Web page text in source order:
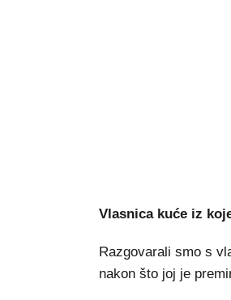
Vlasnica kuće iz
Razgovarali smo s
nakon što joj je